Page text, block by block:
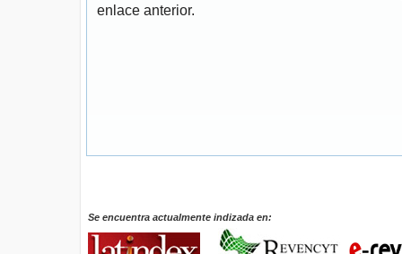
enlace anterior.
Se encuentra actualmente indizada en: